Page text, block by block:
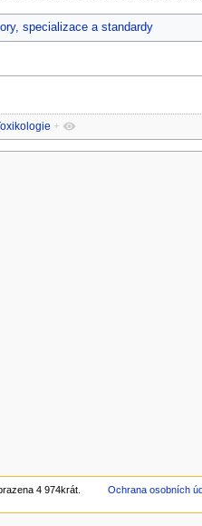
specializace a standardy
+
4 974krát. Ochrana osobních